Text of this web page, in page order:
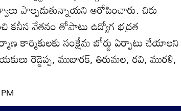
పాల్పడుతున్నాయని ఆరోపించారు. చిరు
కనీస వేతనం తోపాటు ఉద్యోగ భద్రత
కార్మికులకు సంక్షేమ బోర్డు ఏర్పాటు చేయాలని
రెడ్డెప్ప, ముబారక్‌, తిరుమల, రవి, మురళి,